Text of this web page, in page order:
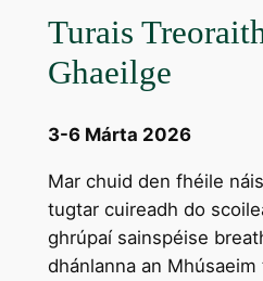
Turais
Ghaeilge
3-6 Márta 2026
Mar chuid den fhéile
tugtar cuireadh do
ghrúpaí sainspéise
dhánlanna an Mhúsaeim